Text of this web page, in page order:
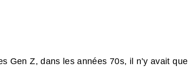
Gen Z, dans les années 70s, il n’y avait que